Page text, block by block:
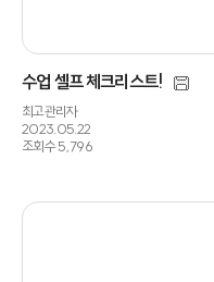
수업 셀프 체크리스트!
최고관리자
2023.05.22
조회수 5,796